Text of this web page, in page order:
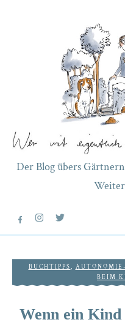
Der Blog übers
BUCHTIPPS ,
BEIM
Wenn ein Kind